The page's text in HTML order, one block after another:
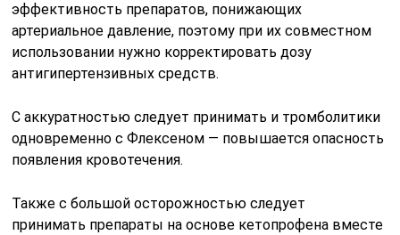
эффективность препаратов, понижающих
артериальное давление, поэтому при их совместном
использовании нужно корректировать дозу
антигипертензивных средств.
С аккуратностью следует принимать и тромболитики
одновременно с Флексеном — повышается опасность
появления кровотечения.
Также с большой осторожностью следует
принимать препараты на основе кетопрофена вместе